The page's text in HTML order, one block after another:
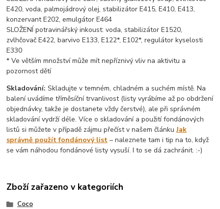
E420, voda, palmojádrový olej, stabilizátor E415, E410, E413,
konzervant E202, emulgátor E464
SLOŽENÍ potravinářský inkoust: voda, stabilizátor E1520,
zvlhčovač E422, barvivo E133, E122*, E102*, regulátor kyselosti
E330
* Ve větším množství může mít nepříznivý vliv na aktivitu a
pozornost dětí
Skladování: Skladujte v temném, chladném a suchém místě. Na
balení uvádíme tříměsíční trvanlivost (listy vyrábíme až po obdržení
objednávky, takže je dostanete vždy čerstvé), ale při správném
skladování vydrží déle. Více o skladování a použití fondánových
listů si můžete v případě zájmu přečíst v našem článkuJak
správně použít fondánový list – naleznete tam i tip na to, když
se vám náhodou fondánové listy vysuší. I to se dá zachránit. :-)
Zboží zařazeno v kategoriích
Coco